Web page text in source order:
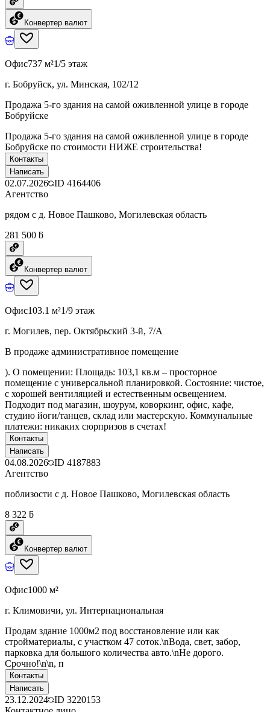
Конвертер валют
Офис737 м²1/5 этаж
г. Бобруйск, ул. Минская, 102/12
Продажа 5-го здания на самой оживленной улице в городе
Бобруйске
Продажа 5-го здания на самой оживленной улице в городе
Бобруйске по стоимости НИЖЕ строительства!
Контакты
Написать
02.07.2026 ID 4164406
Агентство
рядом с д. Новое Пашково, Могилевская область
281 500 ƃ
Конвертер валют
Офис103.1 м²1/9 этаж
г. Могилев, пер. Октябрьский 3-й, 7/А
В продаже административное помещение
). О помещении: Площадь: 103,1 кв.м – просторное
помещение с универсальной планировкой. Состояние: чистое,
с хорошей вентиляцией и естественным освещением.
Подходит под магазин, шоурум, коворкинг, офис, кафе,
студию йоги/танцев, склад или мастерскую. Коммунальные
платежи: никаких сюрпризов в счетах!
Контакты
Написать
04.08.2026 ID 4187883
Агентство
поблизости с д. Новое Пашково, Могилевская область
8 322 ƃ
Конвертер валют
Офис1000 м²
г. Климовичи, ул. Интернациональная
Продам здание 1000м2 под восстановление или как
стройматериалы, с участком 47 соток.\nВода, свет, забор,
парковка для большого количества авто.\nНе дорого.
Срочно!\n\n, п
Контакты
Написать
23.12.2024 ID 3220153